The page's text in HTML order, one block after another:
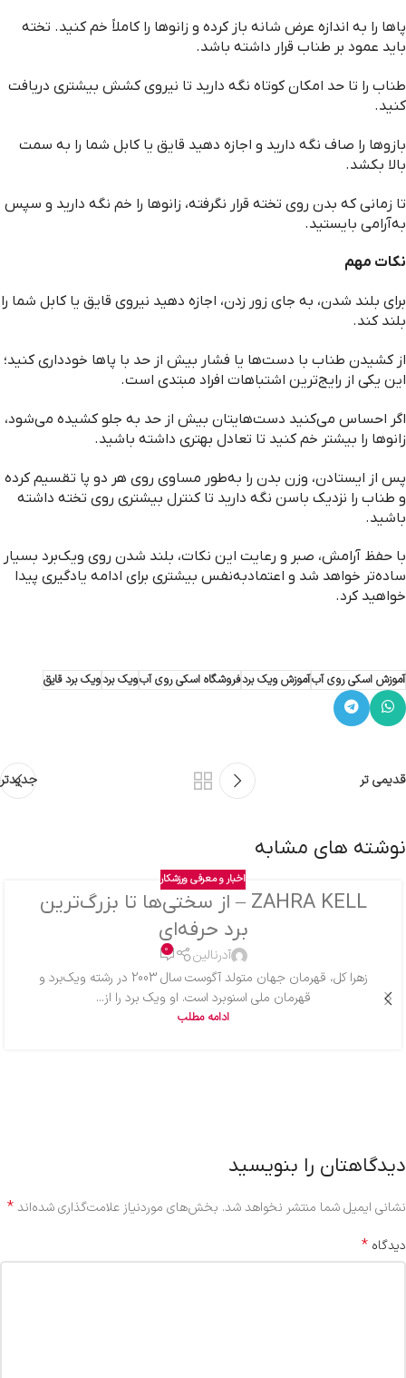
پاها را به اندازه عرض شانه باز کرده و زانوها را کاملاً خم کنید. تخته
باید عمود بر طناب قرار داشته باشد.
طناب را تا حد امکان کوتاه نگه دارید تا نیروی کشش بیشتری دریافت
کنید.
بازوها را صاف نگه دارید و اجازه دهید قایق یا کابل شما را به سمت
بالا بکشد.
تا زمانی که بدن روی تخته قرار نگرفته، زانوها را خم نگه دارید و سپس
به‌آرامی بایستید.
نکات مهم
برای بلند شدن، به جای زور زدن، اجازه دهید نیروی قایق یا کابل شما را
بلند کند.
از کشیدن طناب با دست‌ها یا فشار بیش از حد با پاها خودداری کنید؛
این یکی از رایج‌ترین اشتباهات افراد مبتدی است.
اگر احساس می‌کنید دست‌هایتان بیش از حد به جلو کشیده می‌شود،
زانوها را بیشتر خم کنید تا تعادل بهتری داشته باشید.
پس از ایستادن، وزن بدن را به‌طور مساوی روی هر دو پا تقسیم کرده
و طناب را نزدیک باسن نگه دارید تا کنترل بیشتری روی تخته داشته
باشید.
با حفظ آرامش، صبر و رعایت این نکات، بلند شدن روی ویک‌برد بسیار
ساده‌تر خواهد شد و اعتمادبه‌نفس بیشتری برای ادامه یادگیری پیدا
خواهید کرد.
آموزش اسکی روی آبآموزش ویک بردفروشگاه اسکی روی آبویک بردویک برد قایق
جدیدتر قدیمی تر
نوشته های مشابه
اخبار و معرفی ورزشکار
ZAHRA KELL – از سختی‌ها تا بزرگ‌ترین
برد حرفه‌ای
آدرنالین 0
زهرا کل، قهرمان جهان متولد آگوست سال 2003 در رشته ویک‌برد و
قهرمان ملی اسنوبرد است. او ویک برد را از...
ادامه مطلب
دیدگاهتان را بنویسید
نشانی ایمیل شما منتشر نخواهد شد. بخش‌های موردنیاز علامت‌گذاری شده‌اند*
دیدگاه *